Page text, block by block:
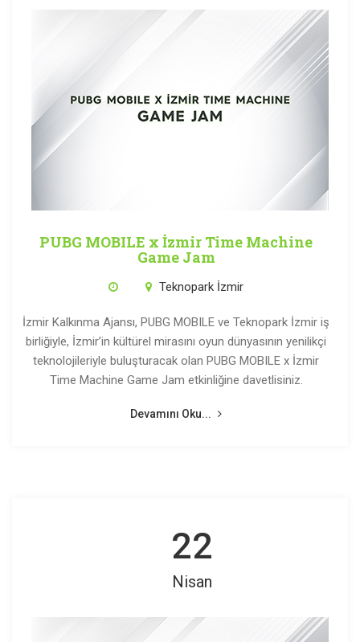
PUBG MOBILE x İzmir Time Machine
Game Jam
Teknopark İzmir
İzmir Kalkınma Ajansı, PUBG MOBILE ve Teknopark İzmir iş
birliğiyle, İzmir’in kültürel mirasını oyun dünyasının yenilikçi
teknolojileriyle buluşturacak olan PUBG MOBILE x İzmir
Time Machine Game Jam etkinliğine davetlisiniz.
Devamını Oku...
22
Nisan